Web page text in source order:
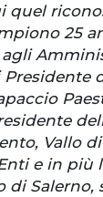
quel
25
Presidente
Vallo
e in più
di Salerno,